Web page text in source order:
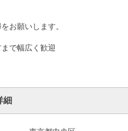
お願いします。
で幅広く歓迎
細